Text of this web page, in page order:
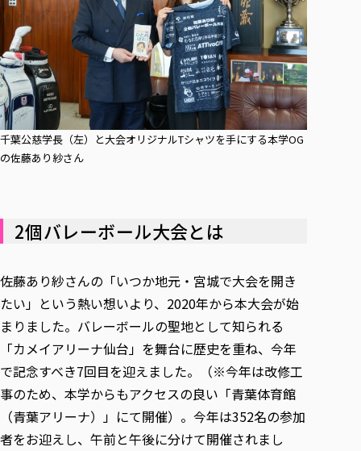
千葉公慈学長（左）と大会オリジナルTシャツを手にする本学OG
の佐藤あり紗さん
2個バレーボール大会とは
佐藤あり紗さんの「いつか地元・宮城で大会を開き
たい」という熱い想いより、2020年から本大会が始
まりました。バレーボールの聖地として知られる
「カメイアリーナ仙台」を舞台に歴史を重ね、今年
で記念すべき7回目を迎えました。（※今年は改修工
事のため、本学からもアクセスの良い「青葉体育館
（青葉アリーナ）」にて開催）。今年は352名の参加
者をお迎えし、午前と午後に分けて開催されまし